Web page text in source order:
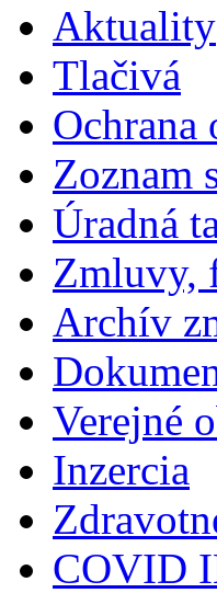
Aktuality
Tlačivá
Ochrana
Zoznam
Úradná
Zmluvy,
Archív
Verejné
Inzercia
COVID